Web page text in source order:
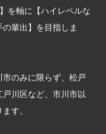
を軸に【ハイレベルな
輩出】を目指しま
のみに限らず、松戸
川区など、市川市以
す。